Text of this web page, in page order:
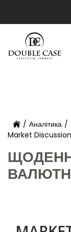
/ Аналітика /
Market Discussion